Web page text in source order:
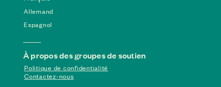
Allemand
Espagnol
À propos des groupes de soutien
Politique de confidentialité
Contactez-nous